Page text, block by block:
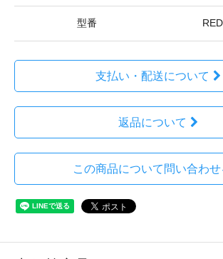
型番
支払い・配送について
返品について
この商品について問い合わせ